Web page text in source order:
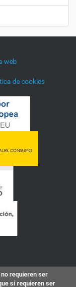
web
de cookies
requieren ser
sí requieren ser